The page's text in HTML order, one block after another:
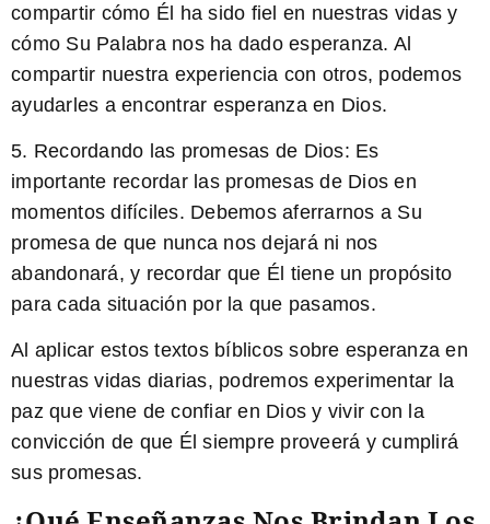
compartir cómo Él ha sido fiel en nuestras vidas y
cómo Su Palabra nos ha dado esperanza. Al
compartir nuestra experiencia con otros, podemos
ayudarles a encontrar esperanza en Dios.
5. Recordando las promesas de Dios: Es
importante recordar las promesas de Dios en
momentos difíciles. Debemos aferrarnos a Su
promesa de que nunca nos dejará ni nos
abandonará, y recordar que Él tiene un propósito
para cada situación por la que pasamos.
Al aplicar estos textos bíblicos sobre esperanza en
nuestras vidas diarias, podremos experimentar la
paz que viene de confiar en Dios y vivir con la
convicción de que Él siempre proveerá y cumplirá
sus promesas.